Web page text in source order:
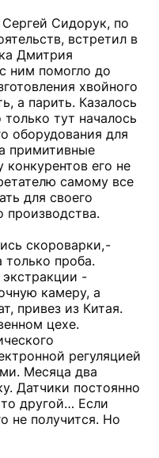
Сидорук, по
встретил в
Дмитрия
ним помогло до
хвойного
а парить. Казалось
тут началось
оборудования для
примитивные
его не
самому все
для своего
производства.
скороварки, -
только проба.
-
камеру, а
привез из Китая.
цехе.
регуляцией
Месяца два
Датчики постоянно
другой… Если
не получится. Но